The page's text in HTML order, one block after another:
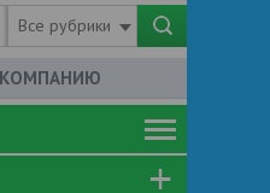
Все рубрики